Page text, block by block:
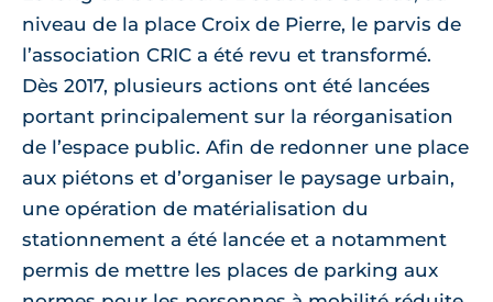
niveau de la place Croix de Pierre, le parvis de
l’association CRIC a été revu et transformé.
Dès 2017, plusieurs actions ont été lancées
portant principalement sur la réorganisation
de l’espace public. Afin de redonner une place
aux piétons et d’organiser le paysage urbain,
une opération de matérialisation du
stationnement a été lancée et a notamment
permis de mettre les places de parking aux